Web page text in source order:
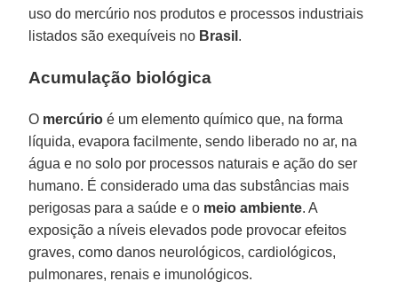
uso do mercúrio nos produtos e processos industriais
listados são exequíveis no Brasil .
Acumulação biológica
O mercúrio é um elemento químico que, na forma
líquida, evapora facilmente, sendo liberado no ar, na
água e no solo por processos naturais e ação do ser
humano. É considerado uma das substâncias mais
perigosas para a saúde e o meio ambiente. A
exposição a níveis elevados pode provocar efeitos
graves, como danos neurológicos, cardiológicos,
pulmonares, renais e imunológicos.